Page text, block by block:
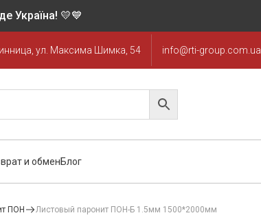
Україна! 💛💙
ул. Максима Шимка, 54 info@rti-group.com.ua
и обменБлог
ПОН Листовый паронит ПОН-Б 1.5мм 1500*2000мм